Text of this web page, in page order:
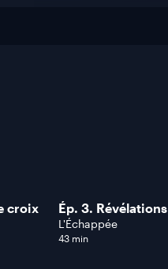
croix Ép. 3. Révélations
L'Échappée
43 min